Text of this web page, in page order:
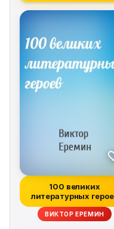
100 великих
литературных
ВИКТОР ЕРЕМИН